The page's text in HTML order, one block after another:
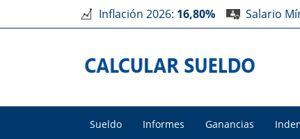
Inflación 2026: 16,80% Salario
Sueldo Informes Ganancias